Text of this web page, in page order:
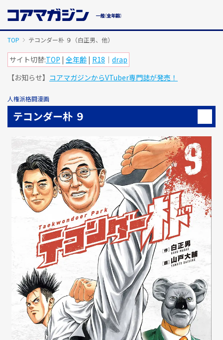
TOP テコンダー朴 ９（白正男、他）
サイト切替:TOP | 全年齢 | R18 ｜ drap
【お知らせ】 コアマガジンからVTuber専門誌が発売！
人権派格闘漫画
テコンダー朴 ９